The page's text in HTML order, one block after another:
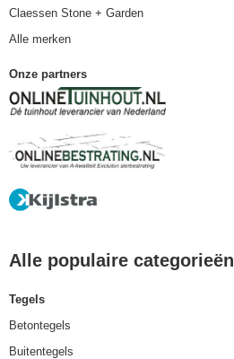
Claessen Stone + Garden
Alle merken
Onze partners
Alle populaire categorieën
Tegels
Betontegels
Buitentegels